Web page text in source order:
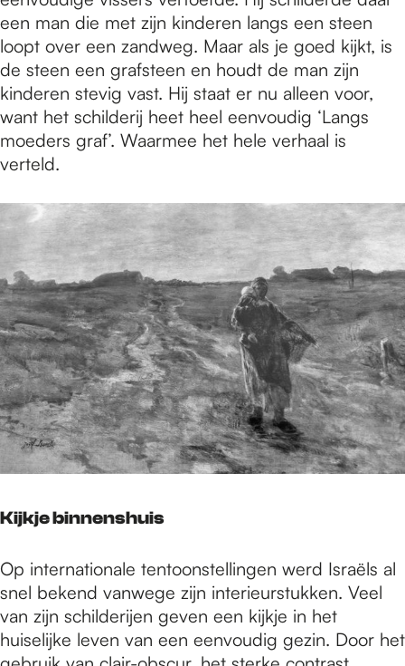
een man die met zijn kinderen langs een steen
loopt over een zandweg. Maar als je goed kijkt, is
de steen een grafsteen en houdt de man zijn
kinderen stevig vast. Hij staat er nu alleen voor,
want het schilderij heet heel eenvoudig ‘Langs
moeders graf’. Waarmee het hele verhaal is
verteld.
Kijkje binnenshuis
Op internationale tentoonstellingen werd Israëls al
snel bekend vanwege zijn interieurstukken. Veel
van zijn schilderijen geven een kijkje in het
huiselijke leven van een eenvoudig gezin. Door het